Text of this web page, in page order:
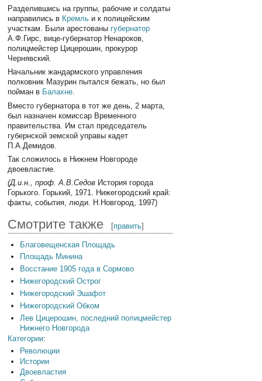
Разделившись на группы, рабочие и солдаты
направились в Кремль и к полицейским
участкам. Были арестованы губернатор
А.Ф.Гирс, вице-губернатор Ненароков,
полицмейстер Цицерошин, прокурор
Чернявский.
Начальник жандармского управления
полковник Мазурин пытался бежать, но был
пойман в Балахне.
Вместо губернатора в тот же день, 2 марта,
был назначен комиссар Временного
правительства. Им стал председатель
губернской земской управы кадет
П.А.Демидов.
Так сложилось в Нижнем Новгороде
двоевластие.
(Д.и.н., проф. А.В.Седов История города
Горького. Горький, 1971. Нижегородский край:
факты, события, люди. Н.Новгород, 1997)
Смотрите также [править]
Благовещенская Площадь
Площадь Минина
Восстание 1905 года в Сормово
Нижегородский Острог
Нижегородский Эшафот
Нижегородский Обком
Лев Цицерошин, последний полицмейстер
Нижнего Новгорода
Категории:
Революции
Истории
Двоевластия